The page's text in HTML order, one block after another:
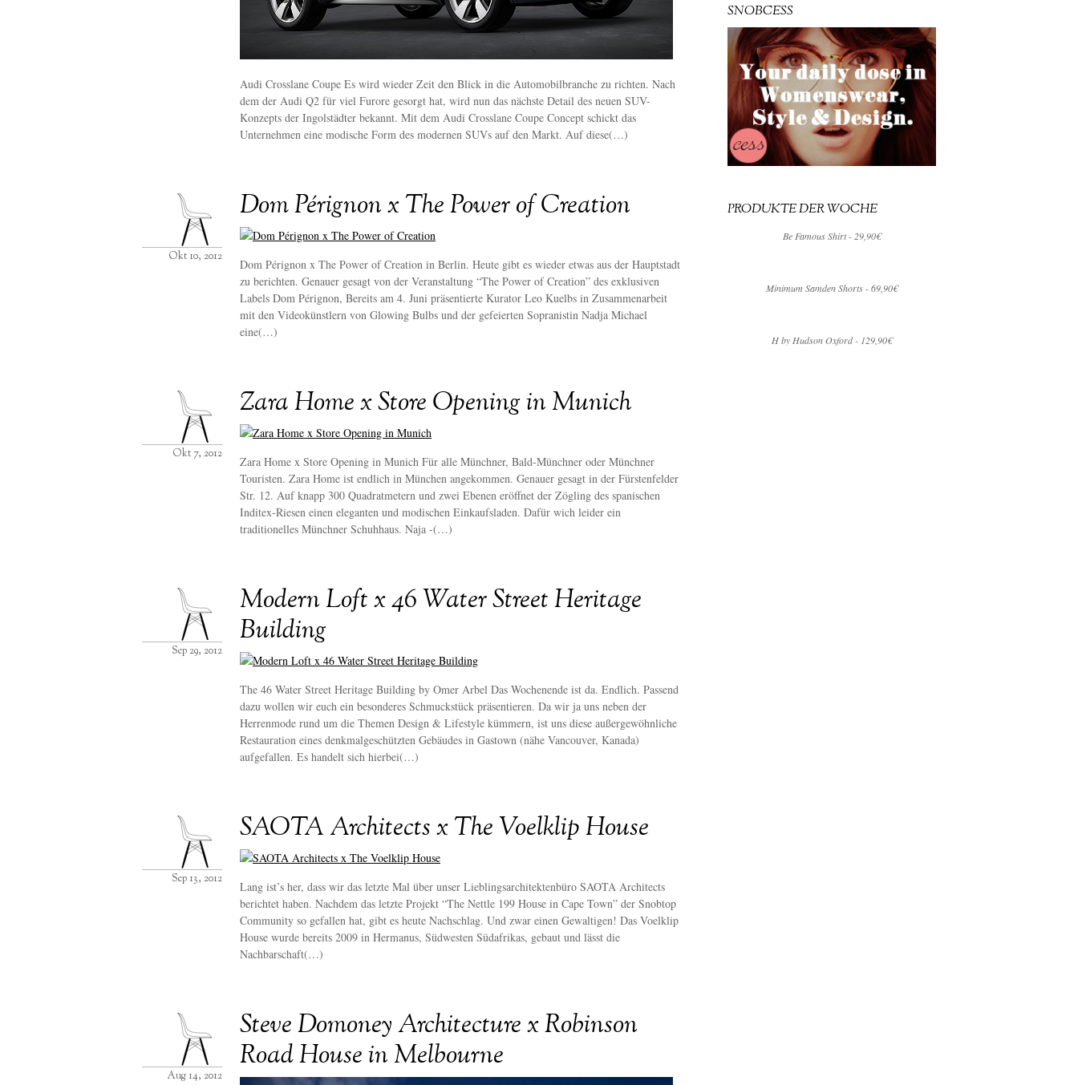
Audi Crosslane Coupe Es wird wieder Zeit den Blick in die Automobilbranche zu richten. Nach
dem der Audi Q2 für viel Furore gesorgt hat, wird nun das nächste Detail des neuen SUV-
Konzepts der Ingolstädter bekannt. Mit dem Audi Crosslane Coupe Concept schickt das
Unternehmen eine modische Form des modernen SUVs auf den Markt. Auf diese(…)
Dom Pérignon x The Power of Creation
Okt 10, 2012
Dom Pérignon x The Power of Creation in Berlin. Heute gibt es wieder etwas aus der Hauptstadt
zu berichten. Genauer gesagt von der Veranstaltung “The Power of Creation” des exklusiven
Labels Dom Pérignon, Bereits am 4. Juni präsentierte Kurator Leo Kuelbs in Zusammenarbeit
mit den Videokünstlern von Glowing Bulbs und der gefeierten Sopranistin Nadja Michael
eine(…)
Zara Home x Store Opening in Munich
Okt 7, 2012
Zara Home x Store Opening in Munich Für alle Münchner, Bald-Münchner oder Münchner
Touristen. Zara Home ist endlich in München angekommen. Genauer gesagt in der Fürstenfelder
Str. 12. Auf knapp 300 Quadratmetern und zwei Ebenen eröffnet der Zögling des spanischen
Inditex-Riesen einen eleganten und modischen Einkaufsladen. Dafür wich leider ein
traditionelles Münchner Schuhhaus. Naja -(…)
Modern Loft x 46 Water Street Heritage
Building
Sep 29, 2012
The 46 Water Street Heritage Building by Omer Arbel Das Wochenende ist da. Endlich. Passend
dazu wollen wir euch ein besonderes Schmuckstück präsentieren. Da wir ja uns neben der
Herrenmode rund um die Themen Design & Lifestyle kümmern, ist uns diese außergewöhnliche
Restauration eines denkmalgeschützten Gebäudes in Gastown (nähe Vancouver, Kanada)
aufgefallen. Es handelt sich hierbei(…)
SAOTA Architects x The Voelklip House
Sep 13, 2012
Lang ist’s her, dass wir das letzte Mal über unser Lieblingsarchitektenbüro SAOTA Architects
berichtet haben. Nachdem das letzte Projekt “The Nettle 199 House in Cape Town” der Snobtop
Community so gefallen hat, gibt es heute Nachschlag. Und zwar einen Gewaltigen! Das Voelklip
House wurde bereits 2009 in Hermanus, Südwesten Südafrikas, gebaut und lässt die
Nachbarschaft(…)
Steve Domoney Architecture x Robinson
Road House in Melbourne
Aug 14, 2012
SNOBCESS
PRODUKTE DER WOCHE
Be Famous Shirt - 29,90€
Minimum Samden Shorts - 69,90€
H by Hudson Oxford - 129,90€